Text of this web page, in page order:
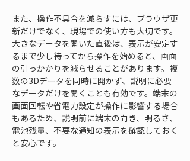
また、操作不具合を減らすには、ブラウザ更
新だけでなく、現場での使い方も大切です。
大きなデータを開いた直後は、表示が安定す
るまで少し待ってから操作を始めると、画面
の引っかかりを減らせることがあります。複
数の3Dデータを同時に開かず、説明に必要
なデータだけを開くことも有効です。端末の
画面回転や省電力設定が操作に影響する場合
もあるため、説明前に端末の向き、明るさ、
電池残量、不要な通知の表示を確認しておく
と安心です。